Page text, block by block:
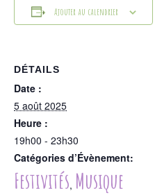
Ajouter au calendrier
DÉTAILS
Date :
5 août 2025
Heure :
19h00 - 23h30
Catégories d’Évènement:
Festivités, Musique